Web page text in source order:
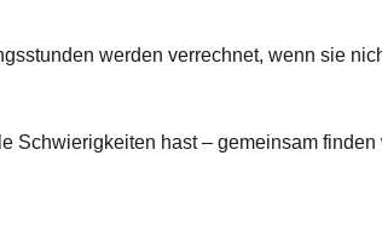
werden verrechnet, wenn sie
Schwierigkeiten hast – gemeinsam